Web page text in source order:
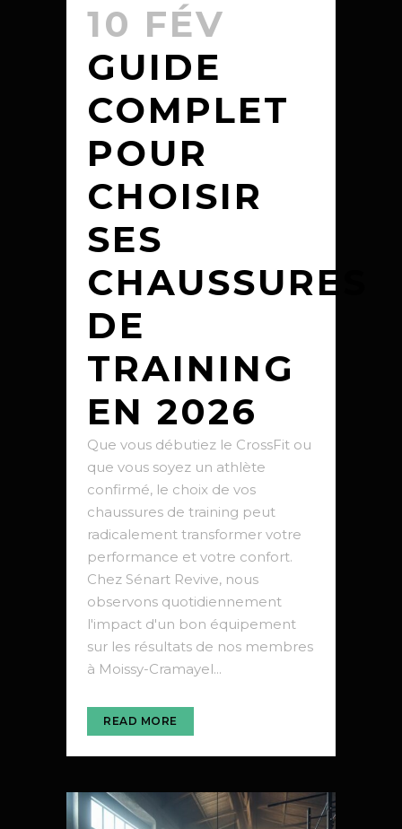
10 FÉV
GUIDE
COMPLET
POUR
CHOISIR
SES
CHAUSSURES
DE
TRAINING
EN 2026
Que vous débutiez le CrossFit ou
que vous soyez un athlète
confirmé, le choix de vos
chaussures de training peut
radicalement transformer votre
performance et votre confort.
Chez Sénart Revive, nous
observons quotidiennement
l'impact d'un bon équipement
sur les résultats de nos membres
à Moissy-Cramayel...
READ MORE